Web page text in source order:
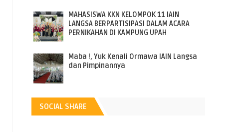
MAHASISWA KKN KELOMPOK 11 IAIN
LANGSA BERPARTISIPASI DALAM ACARA
PERNIKAHAN DI KAMPUNG UPAH
Maba !, Yuk Kenali Ormawa IAIN Langsa
dan Pimpinannya
SOCIAL SHARE